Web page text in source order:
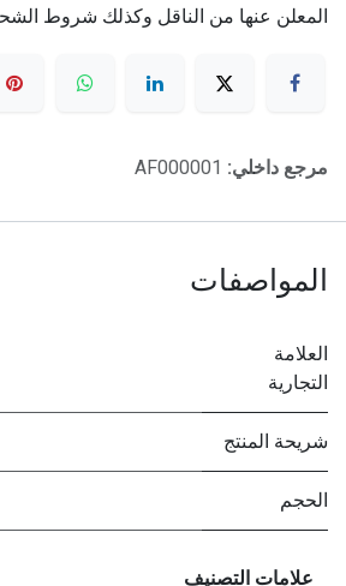
المعلن عنها من الناقل وكذلك شروط
مرجع داخلي: AF000001
المواصفات
العلامة
التجارية
شريحة المنتج
الحجم
علامات التصنيف